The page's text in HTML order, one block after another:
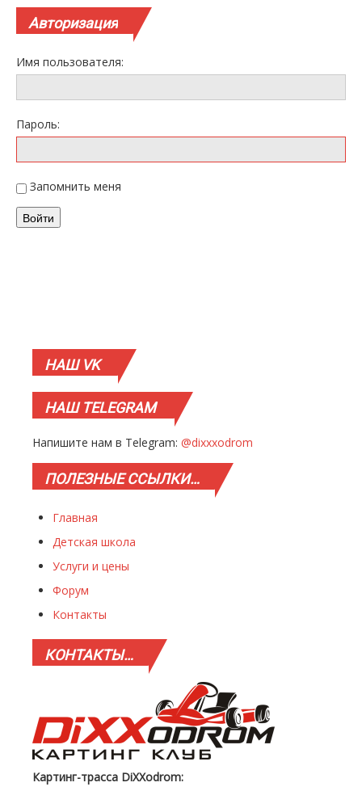
Авторизация
Имя пользователя:
Пароль:
Запомнить меня
Войти
НАШVK
НАШTELEGRAM
Напишите нам в Telegram: @dixxxodrom
ПОЛЕЗНЫЕССЫЛКИ…
Главная
Детская школа
Услуги и цены
Форум
Контакты
КОНТАКТЫ…
Картинг-трасса DiXXodrom: